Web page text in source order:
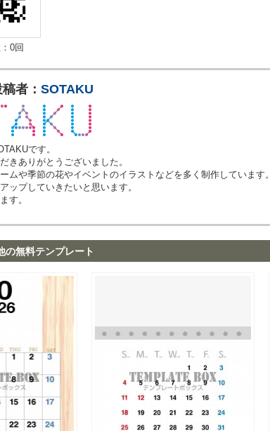
0回
者： SOTAKU
です。
きありがとうございました。
ムや季節の花やイベントのイラストなどを多く制作しています。
ップしていきたいと思います。
す。
の無料テンプレート